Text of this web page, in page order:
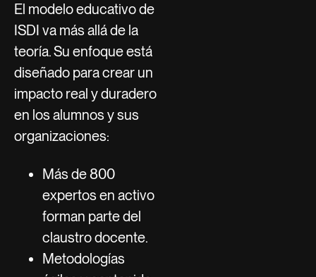
El modelo educativo de
ISDI va más allá de la
teoría. Su enfoque está
diseñado para crear un
impacto real y duradero
en los alumnos y sus
organizaciones:
Más de 800
expertos en activo
forman parte del
claustro docente.
Metodologías